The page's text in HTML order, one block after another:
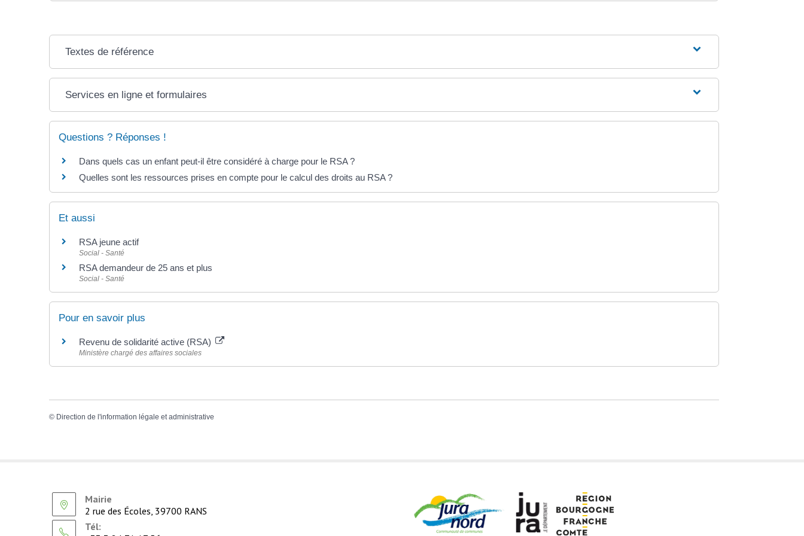
Textes de référence
Services en ligne et formulaires
Questions ? Réponses !
Dans quels cas un enfant peut-il être considéré à charge pour le RSA ?
Quelles sont les ressources prises en compte pour le calcul des droits au RSA ?
Et aussi
RSA jeune actif
Social - Santé
RSA demandeur de 25 ans et plus
Social - Santé
Pour en savoir plus
Revenu de solidarité active (RSA)
Ministère chargé des affaires sociales
© Direction de l'information légale et administrative
Mairie
2 rue des Écoles, 39700 RANS
Tél: